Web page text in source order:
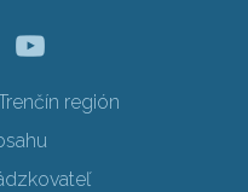
región